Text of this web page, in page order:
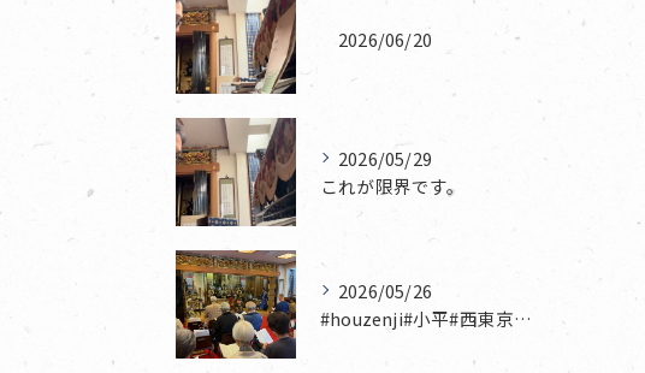
2026/06/20
2026/05/29
これが限界です。
2026/05/26
#houzenji#小平#西東京市#東村山#立川市国分寺市寺...